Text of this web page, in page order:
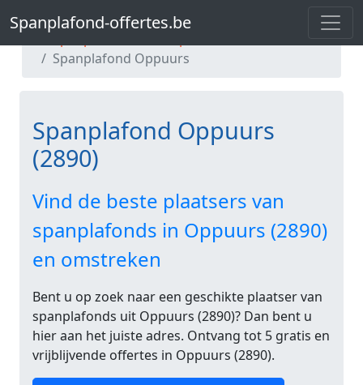
Spanplafond-offertes.be
Spanplafond-offertes.be
Spanplafond Oppuurs
Spanplafond Oppuurs
(2890)
Vind de beste plaatsers van
spanplafonds in Oppuurs (2890)
en omstreken
Bent u op zoek naar een geschikte plaatser van
spanplafonds uit Oppuurs (2890)? Dan bent u
hier aan het juiste adres. Ontvang tot 5 gratis en
vrijblijvende offertes in Oppuurs (2890).